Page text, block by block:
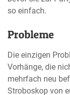
so einfach.
Probleme
Die einzigen
Vorhänge, die
mehrfach neu
Stroboskop von